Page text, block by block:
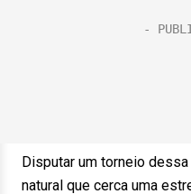
Disputar um torneio
natural que cerca uma